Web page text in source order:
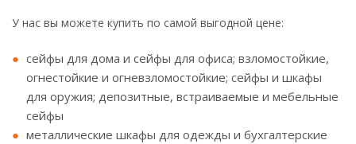
У нас вы можете купить по самой выгодной цене:
сейфы для дома и сейфы для офиса; взломостойкие,
огнестойкие и огневзломостойкие; сейфы и шкафы
для оружия; депозитные, встраиваемые и мебельные
сейфы
металлические шкафы для одежды и бухгалтерские